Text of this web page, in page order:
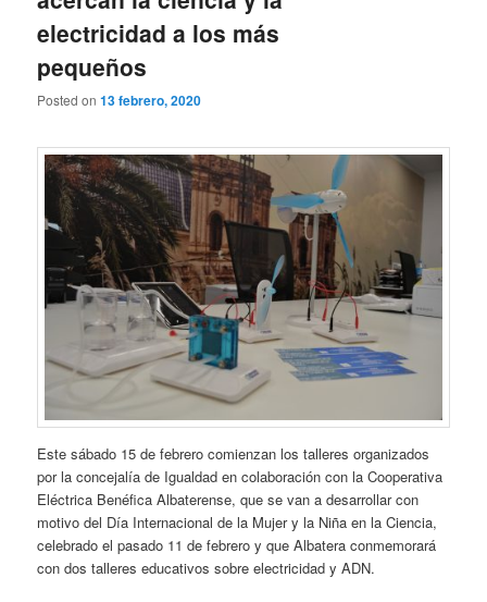
electricidad a los más
pequeños
Posted on13 febrero, 2020
Este sábado 15 de febrero comienzan los talleres organizados
por la concejalía de Igualdad en colaboración con la Cooperativa
Eléctrica Benéfica Albaterense, que se van a desarrollar con
motivo del Día Internacional de la Mujer y la Niña en la Ciencia,
celebrado el pasado 11 de febrero y que Albatera conmemorará
con dos talleres educativos sobre electricidad y ADN.